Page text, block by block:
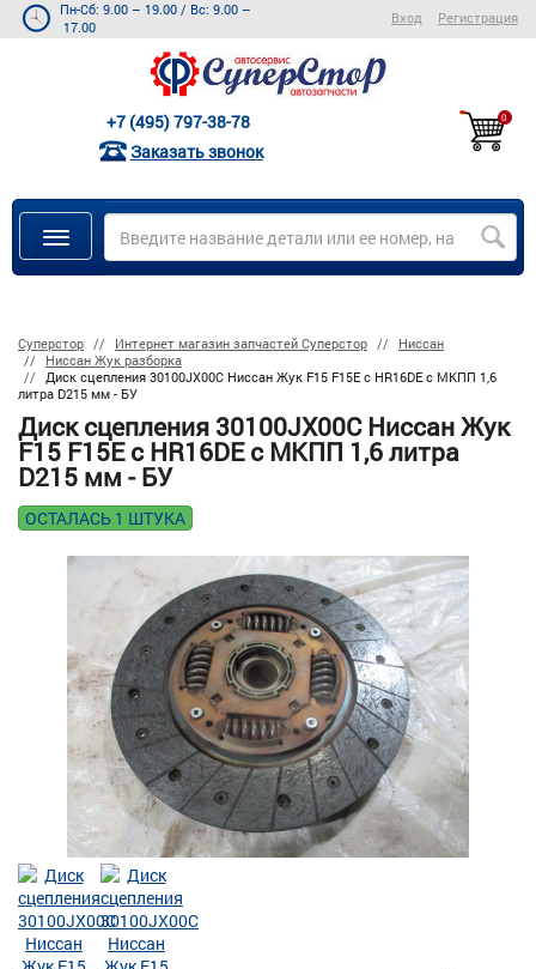
Пн-Сб: 9.00 – 19.00 / Вс: 9.00 –
17.00
Вход Регистрация
+7 (495) 797-38-78
Заказать звонок
0
Суперстор Интернет магазин запчастей Суперстор
Ниссан
Ниссан Жук разборка
Диск сцепления 30100JX00C Ниссан Жук F15 F15E с HR16DE с МКПП 1,6
литра D215 мм - БУ
Диск сцепления 30100JX00C Ниссан Жук
F15 F15E с HR16DE с МКПП 1,6 литра
D215 мм - БУ
ОСТАЛАСЬ 1 ШТУКА